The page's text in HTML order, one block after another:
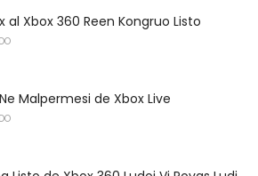
al Xbox 360 Reen Kongruo Listo
Malpermesi de Xbox Live